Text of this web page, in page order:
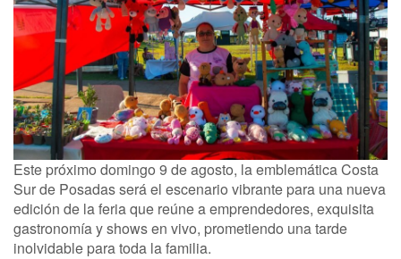
Este próximo domingo 9 de agosto, la emblemática Costa
Sur de Posadas será el escenario vibrante para una nueva
edición de la feria que reúne a emprendedores, exquisita
gastronomía y shows en vivo, prometiendo una tarde
inolvidable para toda la familia.